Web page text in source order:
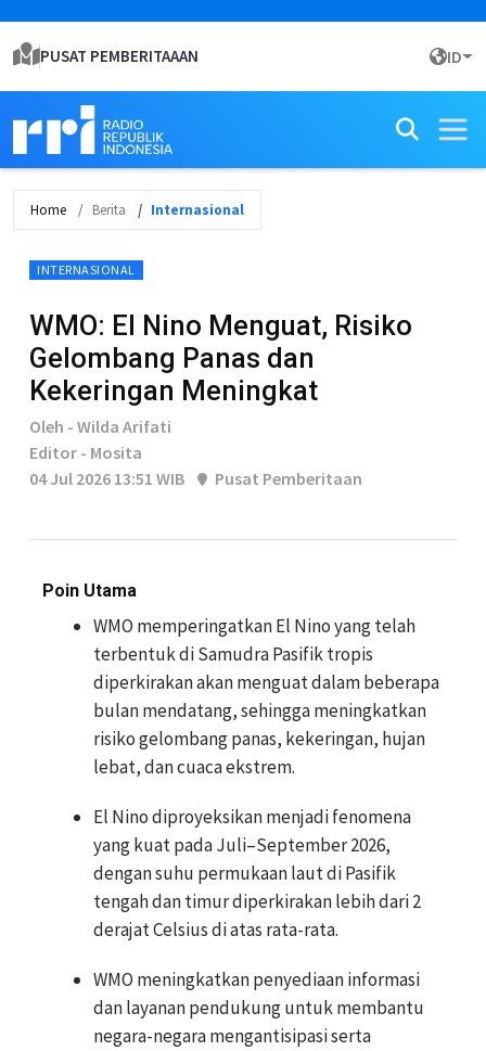
PUSAT PEMBERITAAAN ID
Home Berita Internasional
INTERNASIONAL
WMO: El Nino Menguat, Risiko
Gelombang Panas dan
Kekeringan Meningkat
Oleh - Wilda Arifati
Editor - Mosita
04 Jul 2026 13:51 WIB
Pusat Pemberitaan
Poin Utama
WMO memperingatkan El Nino yang telah
terbentuk di Samudra Pasifik tropis
diperkirakan akan menguat dalam beberapa
bulan mendatang, sehingga meningkatkan
risiko gelombang panas, kekeringan, hujan
lebat, dan cuaca ekstrem.
El Nino diproyeksikan menjadi fenomena
yang kuat pada Juli–September 2026,
dengan suhu permukaan laut di Pasifik
tengah dan timur diperkirakan lebih dari 2
derajat Celsius di atas rata-rata.
WMO meningkatkan penyediaan informasi
dan layanan pendukung untuk membantu
negara-negara mengantisipasi serta